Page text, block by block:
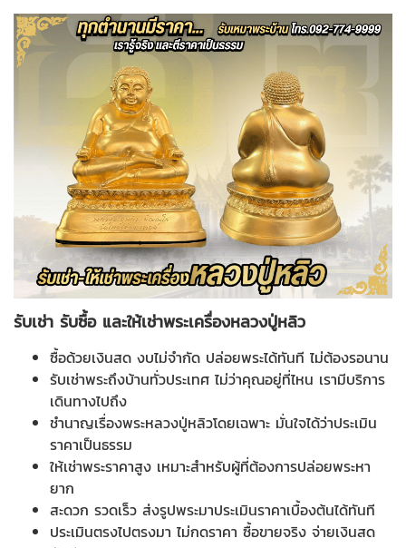
รับเช่า รับซื้อ และให้เช่าพระเครื่องหลวงปู่หลิว
ซื้อด้วยเงินสด งบไม่จำกัด ปล่อยพระได้ทันที ไม่ต้องรอนาน
รับเช่าพระถึงบ้านทั่วประเทศ ไม่ว่าคุณอยู่ที่ไหน เรามีบริการ
เดินทางไปถึง
ชำนาญเรื่องพระหลวงปู่หลิวโดยเฉพาะ มั่นใจได้ว่าประเมิน
ราคาเป็นธรรม
ให้เช่าพระราคาสูง เหมาะสำหรับผู้ที่ต้องการปล่อยพระหา
ยาก
สะดวก รวดเร็ว ส่งรูปพระมาประเมินราคาเบื้องต้นได้ทันที
ประเมินตรงไปตรงมา ไม่กดราคา ซื้อขายจริง จ่ายเงินสด